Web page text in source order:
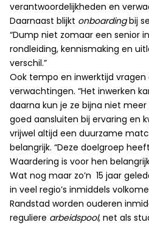
verantwoordelijkheden en
Daarnaast blijkt onboardingbij
“Dump niet zomaar een senior
rondleiding, kennismaking en
verschil.”
Ook tempo en inwerktijd
verwachtingen. “Het inwerken
daarna kun je ze bijna niet meer
goed aansluiten bij ervaring en
vrijwel altijd een duurzame
belangrijk. “Deze doelgroep
Waardering is voor hen
Wat nog maar zo’n 15 jaar
in veel regio’s inmiddels
Randstad worden ouderen
reguliere arbeidspool, net als